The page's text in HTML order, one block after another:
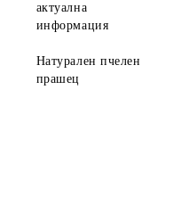
актуална
информация
Натурален пчелен
прашец